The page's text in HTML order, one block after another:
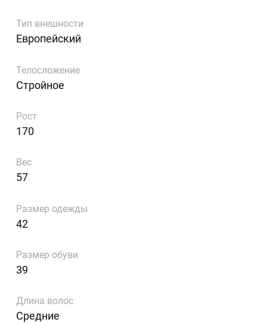
Тип внешности
Европейский
Телосложение
Стройное
Рост
170
Вес
57
Размер одежды
42
Размер обуви
39
Длина волос
Средние